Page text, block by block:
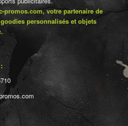
promos.com, votre partenaire de
personnalisés et objets